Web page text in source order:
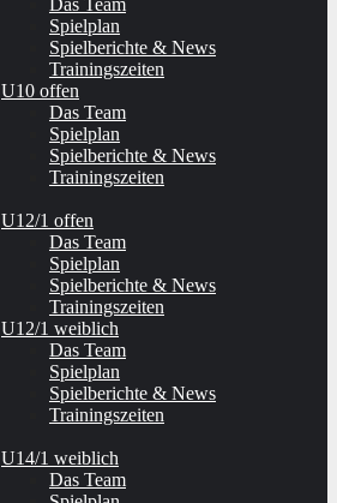
Das Team
Spielplan
Spielberichte & News
Trainingszeiten
U10 offen
Das Team
Spielplan
Spielberichte & News
Trainingszeiten
U12/1 offen
Das Team
Spielplan
Spielberichte & News
Trainingszeiten
U12/1 weiblich
Das Team
Spielplan
Spielberichte & News
Trainingszeiten
U14/1 weiblich
Das Team